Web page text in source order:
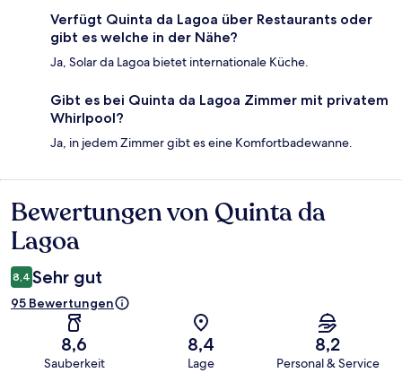
Verfügt Quinta da Lagoa über Restaurants oder
gibt es welche in der Nähe?
Ja, Solar da Lagoa bietet internationale Küche.
Gibt es bei Quinta da Lagoa Zimmer mit privatem
Whirlpool?
Ja, in jedem Zimmer gibt es eine Komfortbadewanne.
Bewertungen
Bewertungen von Quinta da
Lagoa
8,4 Sehr gut
95 Bewertungen
8,6
Sauberkeit
8,4
Lage
8,2
Personal & Service